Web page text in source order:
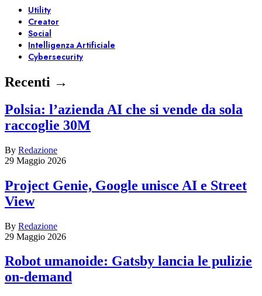
Utility
Creator
Social
Intelligenza Artificiale
Cybersecurity
Recenti →
Polsia: l’azienda AI che si vende da sola
raccoglie 30M
By Redazione
29 Maggio 2026
Project Genie, Google unisce AI e Street
View
By Redazione
29 Maggio 2026
Robot umanoide: Gatsby lancia le pulizie
on-demand